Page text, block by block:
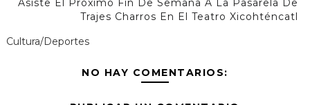
Asiste El Próximo Fin De Semana A La Pasarela De
Trajes Charros En El Teatro Xicohténcatl
Cultura/Deportes
NO HAY COMENTARIOS: